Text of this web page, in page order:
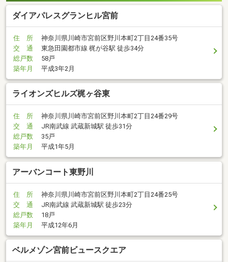
ダイアパレスグランヒル宮前
住 所
神奈川県川崎市宮前区野川本町2丁目24番35号
交 通
東急田園都市線 梶が谷駅 徒歩34分
総戸数
58戸
築年月
平成3年2月
ライオンズヒルズ梶ヶ谷東
住 所
神奈川県川崎市宮前区野川本町2丁目24番29号
交 通
JR南武線 武蔵新城駅 徒歩31分
総戸数
35戸
築年月
平成1年5月
アーバンコート東野川
住 所
神奈川県川崎市宮前区野川本町2丁目24番25号
交 通
JR南武線 武蔵新城駅 徒歩23分
総戸数
18戸
築年月
平成12年6月
ベルメゾン宮前ビュースクエア